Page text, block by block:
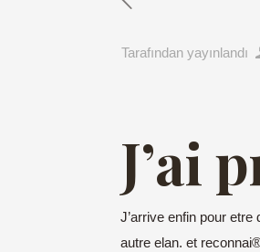
Tarafından yayınlandı
J’ai
J’arrive enfin pour
autre elan. et